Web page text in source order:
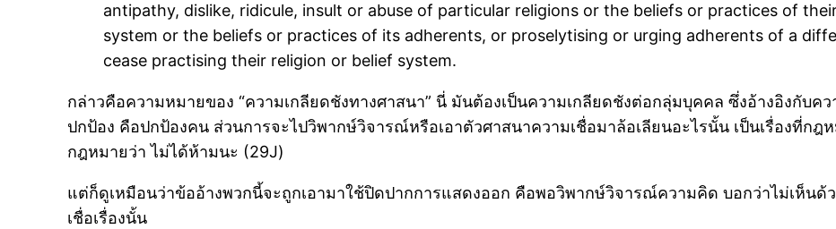
antipathy, dislike, ridicule, insult or abuse of particular religions or the beliefs or practices of
system or the beliefs or practices of its adherents, or proselytising or urging adherents of a
cease practising their religion or belief system.
กล่าวคือความหมายของ “ความเกลียดชังทางศาสนา” นี่ มันต้องเป็นความเกลียดชังต่อกลุ่มบุคคล ซึ่งอ้างอิงกับค
ปกป้อง คือปกป้องคน ส่วนการจะไปวิพากษ์วิจารณ์หรือเอาตัวศาสนาความเชื่อมาล้อเลียนอะไรนั้น เป็นเรื่องที่กฎ
กฎหมายว่า ไม่ได้ห้ามนะ (29J)
แต่ก็ดูเหมือนว่าข้ออ้างพวกนี้จะถูกเอามาใช้ปิดปากการแสดงออก คือพอวิพากษ์วิจารณ์ความคิด บอกว่าไม่เห็นด้
เชื่อเรื่องนั้น